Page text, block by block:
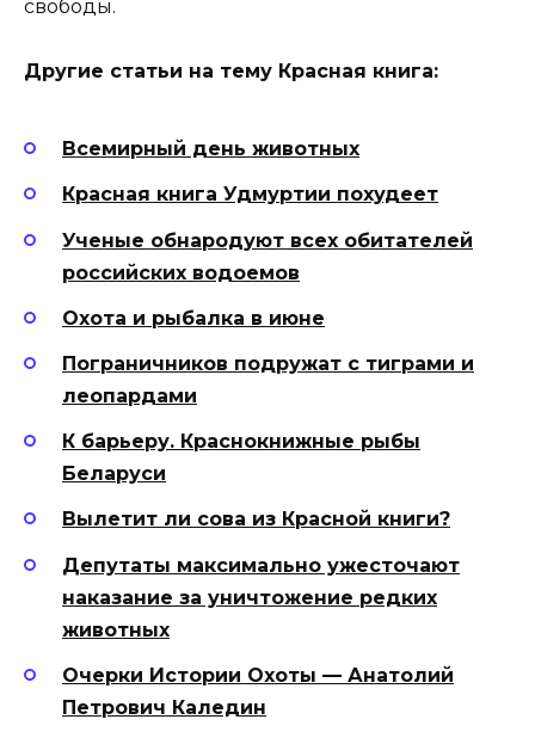
свободы.
Другие статьи на тему Красная книга:
Всемирный день животных
Красная книга Удмуртии похудеет
Ученые обнародуют всех обитателей
российских водоемов
Охота и рыбалка в июне
Пограничников подружат с тиграми и
леопардами
К барьеру. Краснокнижные рыбы
Беларуси
Вылетит ли сова из Красной книги?
Депутаты максимально ужесточают
наказание за уничтожение редких
животных
Очерки Истории Охоты — Анатолий
Петрович Каледин